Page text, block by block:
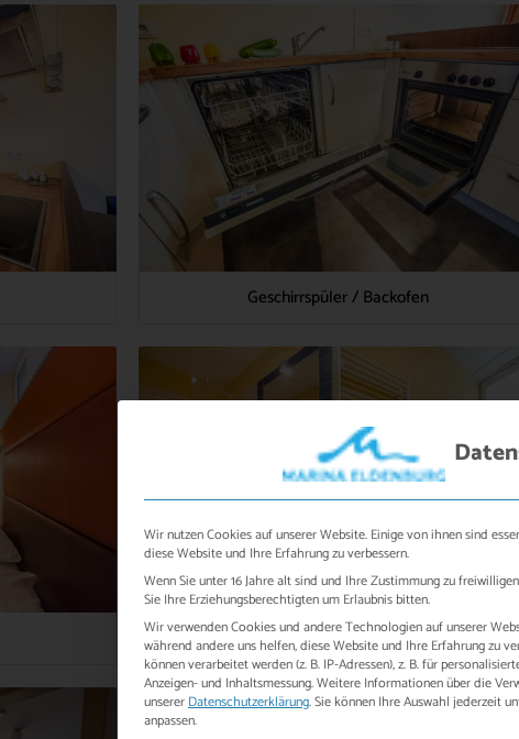
Geschirrspüler / Backofen
Badezimmer
Wir nutzen Cookies auf unserer Website. Einige von ihnen sind
diese Website und Ihre Erfahrung zu verbessern.
Wenn Sie unter 16 Jahre alt sind und Ihre Zustimmung zu
Sie Ihre Erziehungsberechtigten um Erlaubnis bitten.
Wir verwenden Cookies und andere Technologien auf unserer
während andere uns helfen, diese Website und Ihre Erfahrung zu
können verarbeitet werden (z. B. IP-Adressen), z. B. für
Anzeigen- und Inhaltsmessung.Weitere Informationen über die
unsererDatenschutzerklärung.Sie können Ihre Auswahl jederzeit
anpassen.